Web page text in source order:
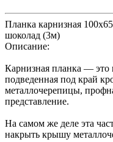
Планка карнизная
шоколад (3м)
Описание:
Карнизная планка — это
подведенная под край
металлочерепицы,
представление.
На самом же деле эта
накрыть крышу